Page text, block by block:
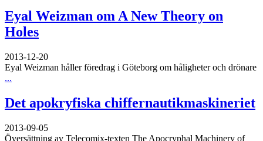
Eyal Weizman om A New Theory on
Holes
2013-12-20
Eyal Weizman håller föredrag i Göteborg om håligheter och drönare
...
Det apokryfiska chiffernautikmaskineriet
2013-09-05
Översättning av Telecomix-texten The Apocryphal Machinery of